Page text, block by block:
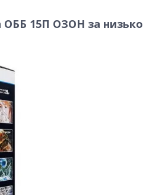
15П ОЗОН за